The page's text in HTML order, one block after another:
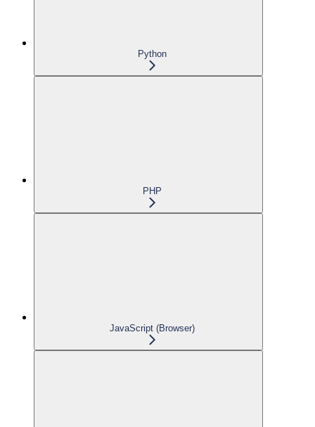
Python
PHP
JavaScript (Browser)